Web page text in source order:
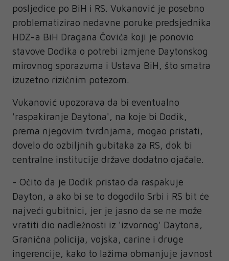
posljedice po BiH i RS. Vukanović je posebno
problematizirao nedavne poruke predsjednika
HDZ-a BiH Dragana Čovića koji je ponovio
stavove Dodika o potrebi izmjene Daytonskog
mirovnog sporazuma i Ustava BiH, što smatra
izuzetno rizičnim potezom.
Vukanović upozorava da bi eventualno
'raspakiranje Daytona', na koje bi Dodik,
prema njegovim tvrdnjama, mogao pristati,
dovelo do ozbiljnih gubitaka za RS, dok bi
centralne institucije države dodatno ojačale.
- Očito da je Dodik pristao da raspakuje
Dayton, a ako bi se to dogodilo Srbi i RS bit će
najveći gubitnici, jer je jasno da se ne može
vratiti dio nadležnosti iz 'izvornog' Daytona,
Granična policija, vojska, carine i druge
ingerencije, kako to lažima obmanjuje javnost